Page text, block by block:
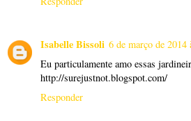
Isabelle Bissoli 6 de março de 2014
Eu particulamente amo essas
http://surejustnot.blogspot.com/
Responder